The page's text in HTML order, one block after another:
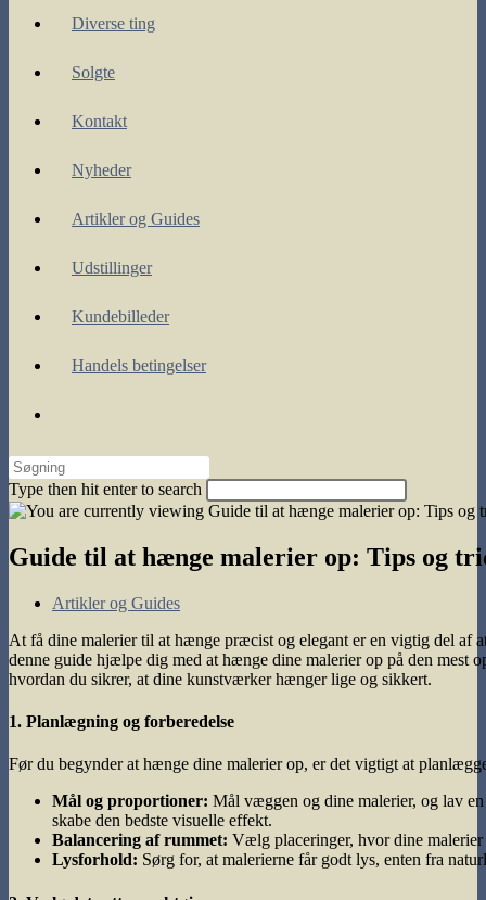
Diverse ting
Solgte
Kontakt
Nyheder
Artikler og Guides
Udstillinger
Kundebilleder
Handels betingelser
website
search
Type then hit enter to search
Guide til at hænge malerier op: Tips og
Post
Artikler og Guides
At få dine malerier til at hænge præcist og elegant er en vigtig del af
denne guide hjælpe dig med at hænge dine malerier op på den mest
hvordan du sikrer, at dine kunstværker hænger lige og sikkert.
1. Planlægning og forberedelse
Før du begynder at hænge dine malerier op, er det vigtigt at
Mål og proportioner: Mål væggen og dine malerier, og lav
skabe den bedste visuelle effekt.
Balancering af rummet: Vælg placeringer, hvor dine malerier
Lysforhold: Sørg for, at malerierne får godt lys, enten fra